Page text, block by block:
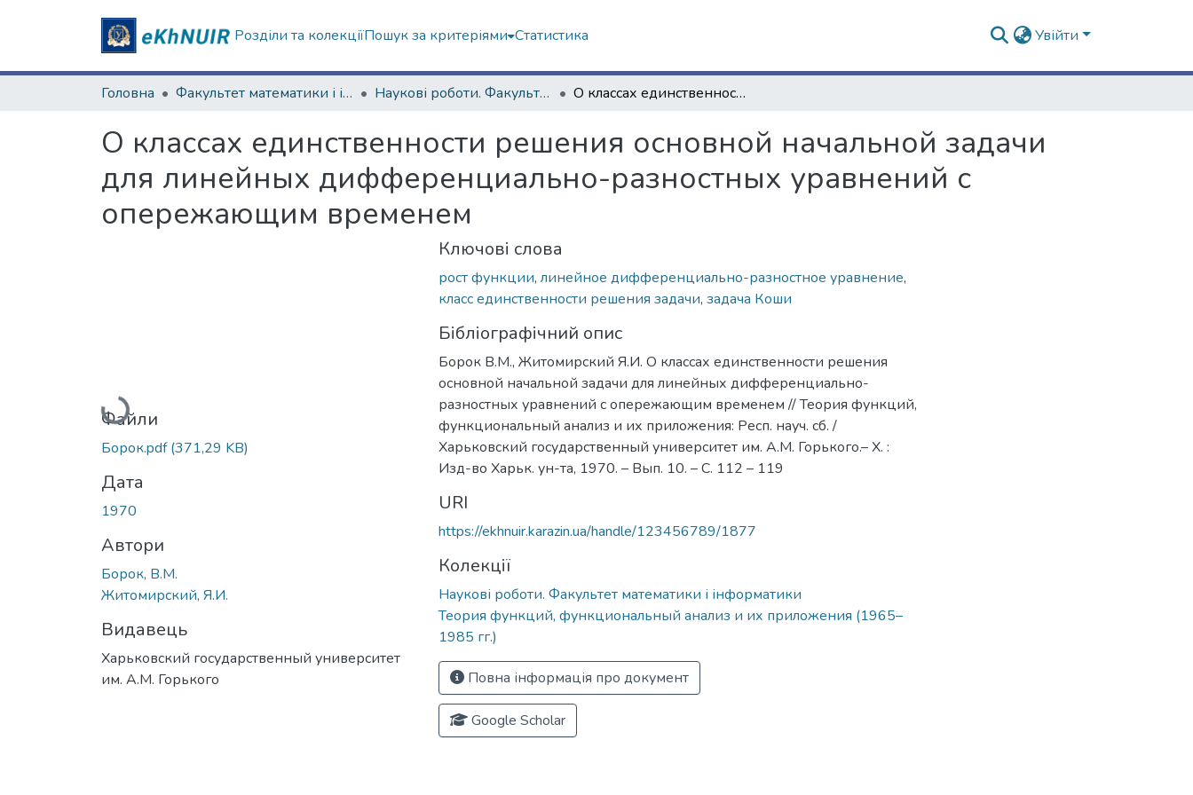
Розділи та колекціїПошук за критеріями Статистика Увійти
Головна Факультет математики і інформатики Наукові роботи. Факультет математики і інформатики О классах единственности решения основной начальной задачи для линейных дифференциально-разностных уравнений с опережающим временем
О классах единственности решения основной начальной задачи
для линейных дифференциально-разностных уравнений с
опережающим временем
Вантажиться...
Файли
Борок.pdf(371,29 KB)
Дата
1970
Автори
Борок, В.М.
Житомирский, Я.И.
Видавець
Харьковский государственный университет
им. А.М. Горького
Ключові слова
рост функции, линейное дифференциально-разностное уравнение,
класс единственности решения задачи, задача Коши
Бібліографічний опис
Борок В.М., Житомирский Я.И. О классах единственности решения
основной начальной задачи для линейных дифференциально-
разностных уравнений с опережающим временем // Теория функций,
функциональный анализ и их приложения: Респ. науч. сб. /
Харьковский государственный университет им. А.М. Горького.– Х. :
Изд-во Харьк. ун-та, 1970. – Вып. 10. – С. 112 – 119
URI
https://ekhnuir.karazin.ua/handle/123456789/1877
Колекції
Наукові роботи. Факультет математики і інформатики
Теория функций, функциональный анализ и их приложения (1965–
1985 гг.)
Повна інформація про документ
Google Scholar